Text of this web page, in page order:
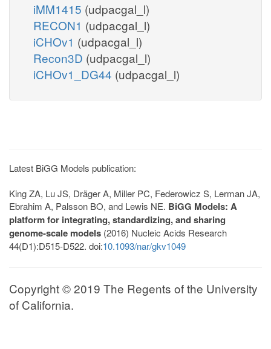
iMM1415 (udpacgal_l)
RECON1 (udpacgal_l)
iCHOv1 (udpacgal_l)
Recon3D (udpacgal_l)
iCHOv1_DG44 (udpacgal_l)
Latest BiGG Models publication:
King ZA, Lu JS, Dräger A, Miller PC, Federowicz S, Lerman JA,
Ebrahim A, Palsson BO, and Lewis NE. BiGG Models: A
platform for integrating, standardizing, and sharing
genome-scale models (2016) Nucleic Acids Research
44(D1):D515-D522. doi:10.1093/nar/gkv1049
Copyright © 2019 The Regents of the University
of California.